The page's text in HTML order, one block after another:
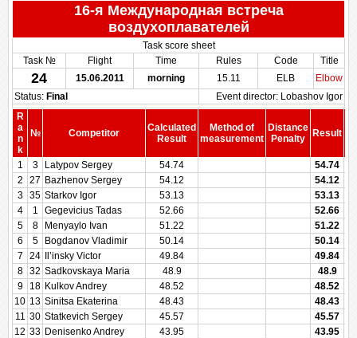
16-я Международная встреча
воздухоплавателей
Task score sheet
Task №
Flight Time Rules Code Title
24 15.06.2011 morning 15.11 ELB
Elbow
Status: Final
Event director: Lobashov Igor
R
a
n
k
№ Competitor
Calculated
Result
Method of
measurement
Distance
Penalty
Result
1
3 Latypov Sergey 54.74
54.74
2
27 Bazhenov Sergey 54.12
54.12
3
35 Starkov Igor 53.13
53.13
4
1 Gegevicius Tadas 52.66
52.66
5
8 Menyaylo Ivan 51.22
51.22
6
5 Bogdanov Vladimir 50.14
50.14
7
24 Il’insky Victor 49.84
49.84
8
32 Sadkovskaya Maria 48.9
48.9
9
18 Kulkov Andrey 48.52
48.52
10 13 Sinitsa Ekaterina 48.43
48.43
11 30 Statkevich Sergey 45.57
45.57
12 33 Denisenko Andrey 43.95
43.95